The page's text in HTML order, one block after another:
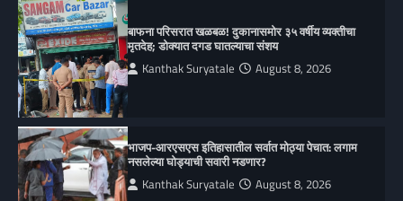
बाफना परिसरात खळबळ! दुकानासमोर ३५ वर्षीय व्यक्तीचा
मृतदेह; डोक्यात दगड घातल्याचा संशय
Kanthak Suryatale August 8, 2026
भाजप-आरएसएस इतिहासातील सर्वात मोठ्या पेचात: लगाम
नसलेल्या घोड्याची सवारी नडणार?
Kanthak Suryatale August 8, 2026